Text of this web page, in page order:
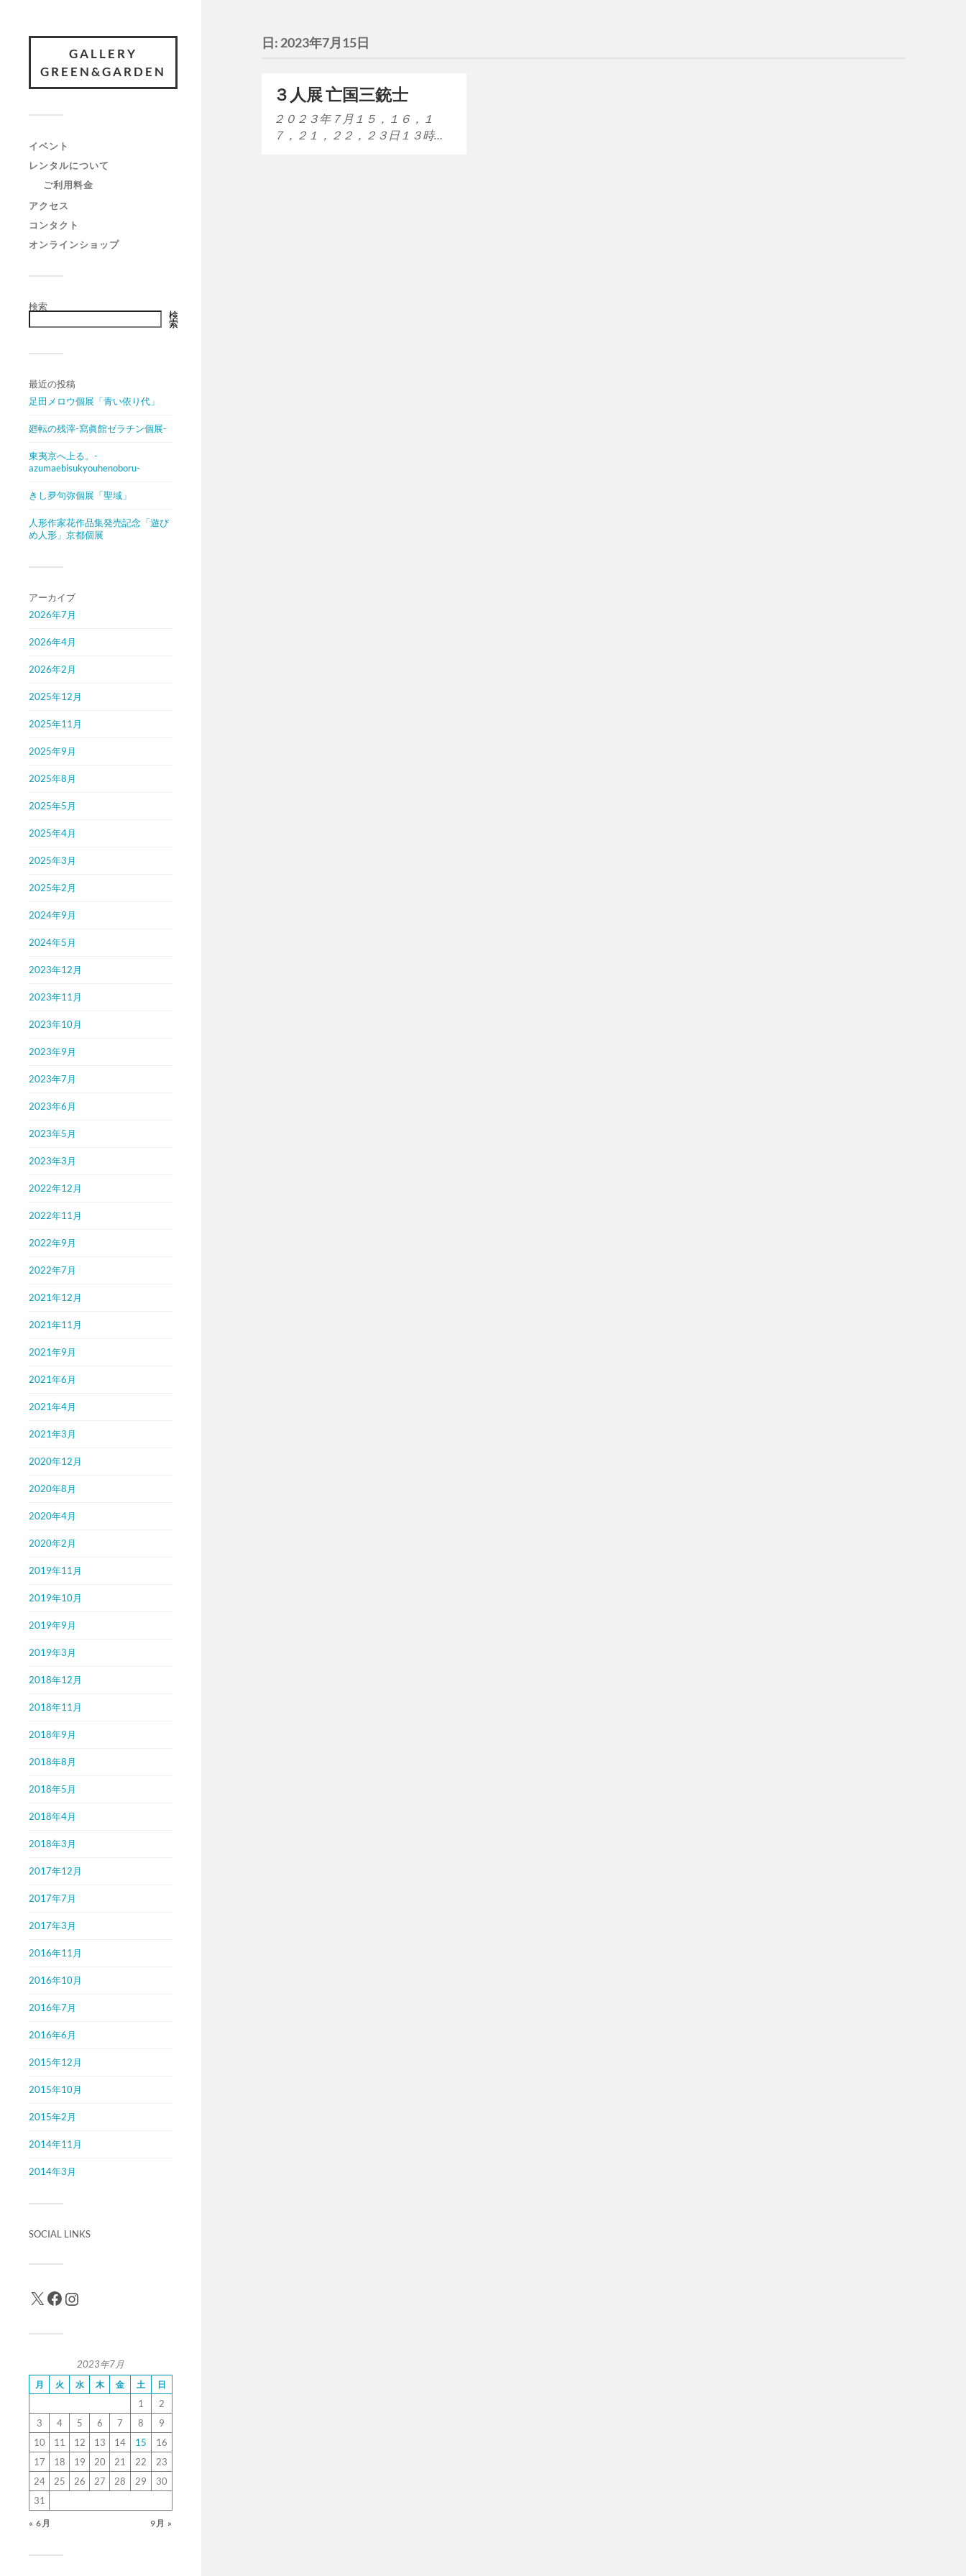
GALLERY
GREEN&GARDEN
イベント
レンタルについて
ご利用料金
アクセス
コンタクト
オンラインショップ
検索
検
索
最近の投稿
足田メロウ個展「青い依り代」
廻転の残滓-寫眞館ゼラチン個展-
東夷京へ上る。-
azumaebisukyouhenoboru-
きし夛句弥個展「聖域」
人形作家花作品集発売記念「遊び
め人形」京都個展
アーカイブ
2026年7月
2026年4月
2026年2月
2025年12月
2025年11月
2025年9月
2025年8月
2025年5月
2025年4月
2025年3月
2025年2月
2024年9月
2024年5月
2023年12月
2023年11月
2023年10月
2023年9月
2023年7月
2023年6月
2023年5月
2023年3月
2022年12月
2022年11月
2022年9月
2022年7月
2021年12月
2021年11月
2021年9月
2021年6月
2021年4月
2021年3月
2020年12月
2020年8月
2020年4月
2020年2月
2019年11月
2019年10月
2019年9月
2019年3月
2018年12月
2018年11月
2018年9月
2018年8月
2018年5月
2018年4月
2018年3月
2017年12月
2017年7月
2017年3月
2016年11月
2016年10月
2016年7月
2016年6月
2015年12月
2015年10月
2015年2月
2014年11月
2014年3月
SOCIAL LINKS
2023年7月
月 火 水 木 金 土 日
1
2
3
4 5 6 7 8
9
10
11 12 13 14 15
16
17
18 19 20 21 22
23
24
25 26 27 28 29
30
31
« 6月 9月 »
日: 2023年7月15日
３人展 亡国三銃士
２０２３年７月１５，１６，１
７，２１，２２，２３日１３時…